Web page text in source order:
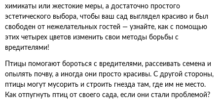
химикаты или жестокие меры, а достаточно простого
эстетического выбора, чтобы ваш сад выглядел красиво и был
свободен от нежелательных гостей — узнайте, как с помощью
этих четырех цветов изменить свои методы борьбы с
вредителями!
Птицы помогают бороться с вредителями, рассеивать семена и
опылять почву, а иногда они просто красивы. С другой стороны,
птицы могут мусорить и строить гнезда там, где им не место.
Как отпугнуть птиц от своего сада, если они стали проблемой?